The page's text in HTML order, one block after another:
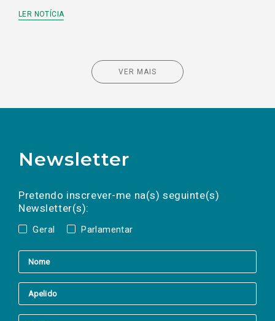
LER NOTÍCIA
VER MAIS
Newsletter
Pretendo inscrever-me na(s) seguinte(s)
Newsletter(s):
Geral Parlamentar
a(s) newsletter(s).
mail